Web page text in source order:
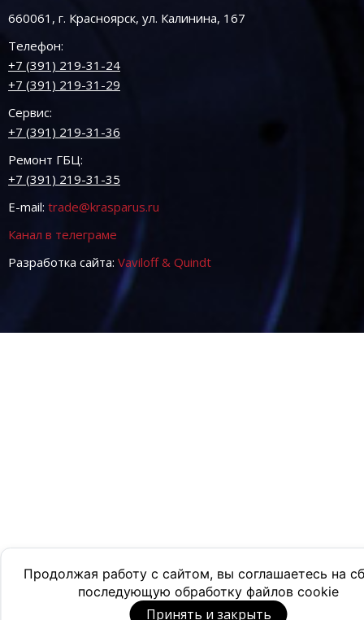
Продолжая работу с сайтом, вы соглашаетесь на
последующую обработку файлов cookie
Принять и закрыть
660061, г. Красноярск, ул. Калинина, 167
Телефон:
+7 (391) 219-31-24
+7 (391) 219-31-29
Сервис:
+7 (391) 219-31-36
Ремонт ГБЦ:
+7 (391) 219-31-35
E-mail: trade@krasparus.ru
Канал в телеграме
Разработка сайта: Vaviloff & Quindt